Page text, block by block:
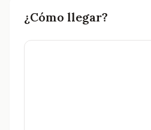
¿Cómo llegar?